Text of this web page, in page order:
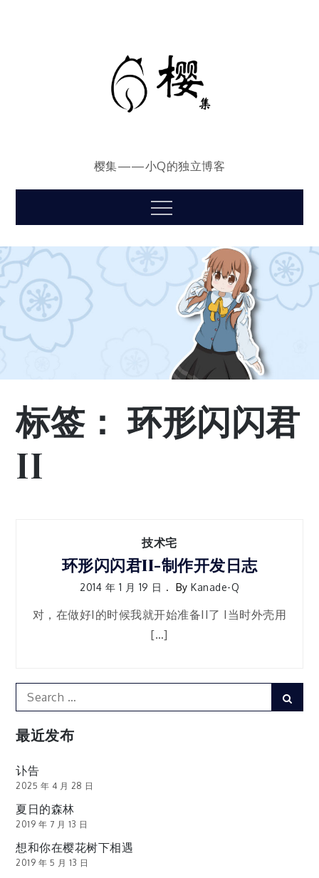
樱集——小Q的独立博客
Menu
标签：环形闪闪君
II
技术宅
环形闪闪君II-制作开发日志
2014 年 1 月 19 日 By Kanade-Q
对，在做好I的时候我就开始准备II了 I当时外壳用
[…]
Search
for:
最近发布
讣告
2025 年 4 月 28 日
夏日的森林
2019 年 7 月 13 日
想和你在樱花树下相遇
2019 年 5 月 13 日